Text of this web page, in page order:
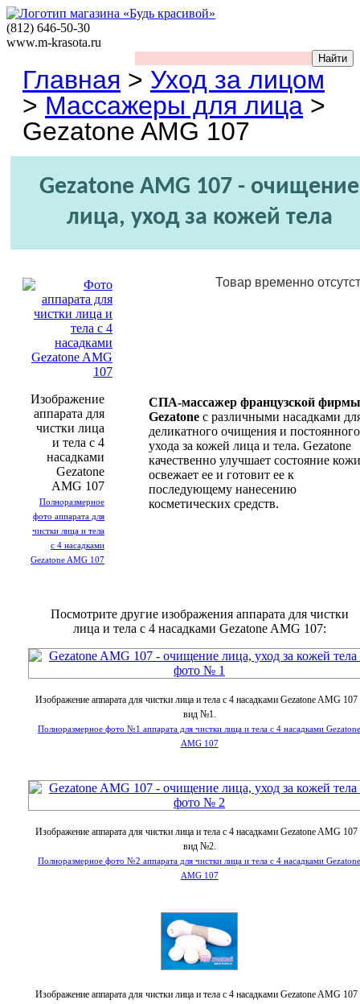
(812) 646-50-30
www.m-krasota.ru
Главная > Уход за лицом
> Массажеры для лица >
Gezatone AMG 107
Gezatone AMG 107 - очищение
лица, уход за кожей тела
Изображение
аппарата для
чистки лица
и тела с 4
насадками
Gezatone
AMG 107
Полноразмерное
фото аппарата для
чистки лица и тела
с 4 насадками
Gezatone AMG 107
Товар временно
СПА-массажер французской фирмы
Gezatone с различными насадками
деликатного очищения и постоянного
ухода за кожей лица и тела. Gezatone
качественно улучшает состояние
освежает ее и готовит ее к
последующему нанесению
косметических средств.
Посмотрите другие изображения аппарата для чистки
лица и тела с 4 насадками Gezatone AMG 107:
Изображение аппарата для чистки лица и тела с 4 насадками Gezatone AMG 107
вид №1.
Полноразмерное фото №1 аппарата для чистки лица и тела с 4 насадками Gezatone
AMG 107
Изображение аппарата для чистки лица и тела с 4 насадками Gezatone AMG 107
вид №2.
Полноразмерное фото №2 аппарата для чистки лица и тела с 4 насадками Gezatone
AMG 107
Изображение аппарата для чистки лица и тела с 4 насадками Gezatone AMG 107